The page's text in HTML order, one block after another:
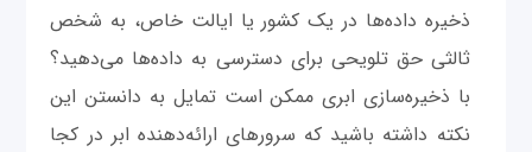
ذخیره داده‌ها در یک کشور یا ایالت خاص، به شخص
ثالثی حق تلویحی برای دسترسی به داده‌ها می‌دهید؟
با ذخیره‌سازی ابری ممکن است تمایل به دانستن این
نکته داشته باشید که سرورهای ارائه‌دهنده ابر در کجا